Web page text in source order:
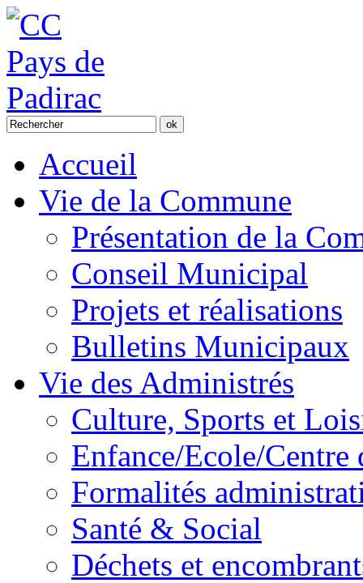
Accueil
Vie de la Commune
Présentation de la
Conseil Municipal
Projets et réalisations
Bulletins Municipaux
Vie des Administrés
Culture, Sports et
Enfance/Ecole/Centre
Formalités
Santé & Social
Déchets et